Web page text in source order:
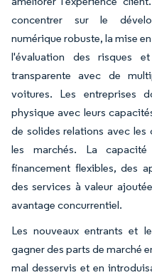
concentrer sur le
numérique robuste, la mise
l'évaluation des risques
transparente avec de
voitures. Les entreprises
physique avec leurs
de solides relations avec
les marchés. La
financement flexibles, des
des services à valeur
avantage concurrentiel.
Les nouveaux entrants et
gagner des parts de marché
mal desservis et en